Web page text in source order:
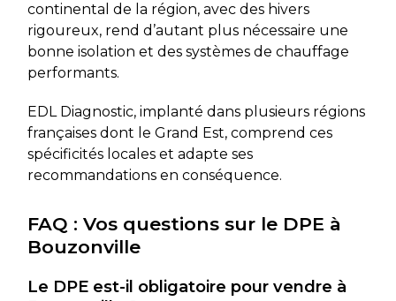
continental de la région, avec des hivers
rigoureux, rend d’autant plus nécessaire une
bonne isolation et des systèmes de chauffage
performants.
EDL Diagnostic, implanté dans plusieurs régions
françaises dont le Grand Est, comprend ces
spécificités locales et adapte ses
recommandations en conséquence.
FAQ : Vos questions sur le DPE à
Bouzonville
Le DPE est-il obligatoire pour vendre à